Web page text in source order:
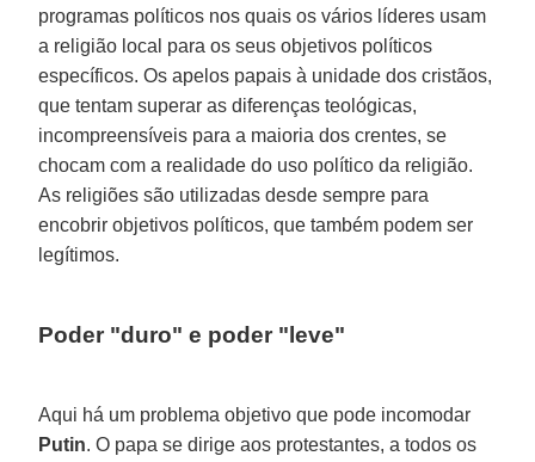
programas políticos nos quais os vários líderes usam
a religião local para os seus objetivos políticos
específicos. Os apelos papais à unidade dos cristãos,
que tentam superar as diferenças teológicas,
incompreensíveis para a maioria dos crentes, se
chocam com a realidade do uso político da religião.
As religiões são utilizadas desde sempre para
encobrir objetivos políticos, que também podem ser
legítimos.
Poder "duro" e poder "leve"
Aqui há um problema objetivo que pode incomodar
Putin. O papa se dirige aos protestantes, a todos os